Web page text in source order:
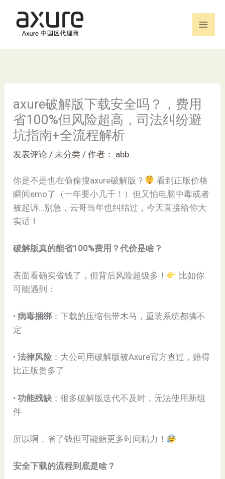
容
axure破解版下载安全吗？，费用
省100%但风险超高，司法纠纷避
坑指南+全流程解析
发表评论 / 未分类 / 作者： abb
你是不是也在偷偷搜axure破解版？
看到正版价格
瞬间emo了（一年要小几千！）但又怕电脑中毒或者
被起诉…别急，云哥当年也纠结过，今天直接给你大
实话！
​破解版真的能省100%费用？代价是啥？​
表面看确实省钱了，但背后风险超级多！
比如你
可能遇到：
• ​​病毒捆绑​ ​：下载的压缩包带木马，重装系统都搞不
定
• ​​法律风险​ ​：大公司用破解版被Axure官方查过，赔得
比正版贵多了
• ​​功能残缺​ ​：很多破解版迭代不及时，无法使用新组
件
所以啊，省了钱但可能赔更多时间精力！
​安全下载的流程到底是啥？​